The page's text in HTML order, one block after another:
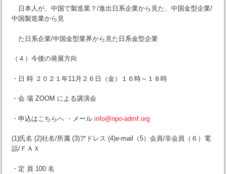
日本人が、中国で製造業？/進出日系企業から見た、中国金型企業/
中国製造業から見
た日系企業/中国金型業界から見た日系金型企業
（４）今後の発展方向
・日 時 ２０２１年11月２６日（金）１６時～１８時
・会 場 ZOOM による講演会
・申込はこちらへ ・メール info@npo-admf.org
(1)氏名 (2)社名/所属 (3)アドレス (4)e-mail（5）会員/非会員（６）電
話/ＦＡＸ
・定 員 100 名